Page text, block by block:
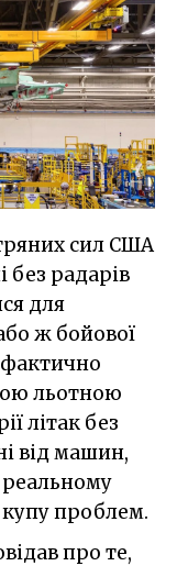
сил США
радарів
для
ж бойової
фактично
льотною
літак без
від машин,
проблем.
про те,